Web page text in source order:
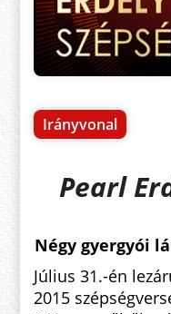
Irányvonal
Pearl
Négy gyergyói
Július 31.-én
2015